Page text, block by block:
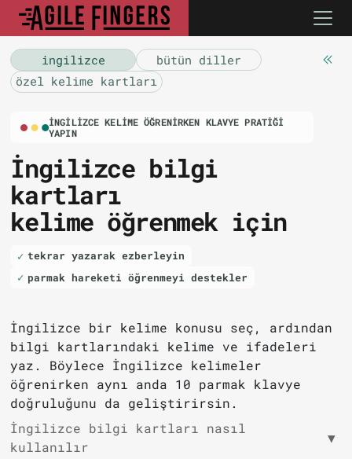
i̇ngilizce
bütün diller
özel kelime kartları
İNGILIZCE KELIME ÖĞRENIRKEN KLAVYE PRATIĞI
YAPIN
İngilizce bilgi
kartları
kelime öğrenmek için
tekrar yazarak ezberleyin
parmak hareketi öğrenmeyi destekler
İngilizce bir kelime konusu seç, ardından
bilgi kartlarındaki kelime ve ifadeleri
yaz. Böylece İngilizce kelimeler
öğrenirken aynı anda 10 parmak klavye
doğruluğunu da geliştirirsin.
İngilizce bilgi kartları nasıl
kullanılır
▼